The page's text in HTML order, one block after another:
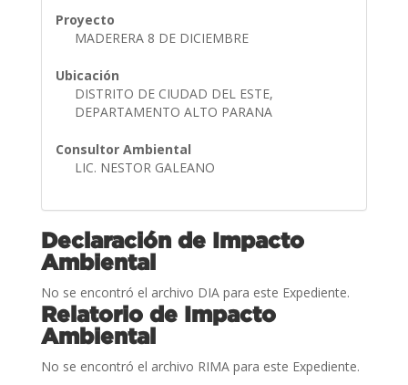
Proyecto
MADERERA 8 DE DICIEMBRE
Ubicación
DISTRITO DE CIUDAD DEL ESTE,
DEPARTAMENTO ALTO PARANA
Consultor Ambiental
LIC. NESTOR GALEANO
Declaración de Impacto
Ambiental
No se encontró el archivo DIA para este Expediente.
Relatorio de Impacto
Ambiental
No se encontró el archivo RIMA para este Expediente.